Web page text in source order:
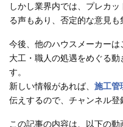
しかし業界内では、プレカ
る声もあり、否定的な意見も
今後、他のハウスメーカー
大工・職人の処遇をめぐる
す。
新しい情報があれば、 施工管
伝えするので、チャンネル登
この記事の内容は、以下の